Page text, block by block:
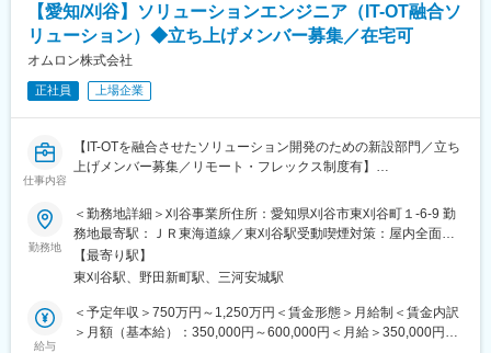
当社は「誰もが宇宙で生活できる世界を創り、人の未来を豊かに
する」をミッションとして活動している、東北大学発の宇宙スタ
ートアップです。東北大学でこれまで開発してきた15機以上の衛
星開発の知見・技術を元に、国際宇宙ステーション（ISS）に変わ
る新たな宇宙利用プラットフォーム ELS-Rを開発しています。
■「ELS-R」とは：
た国際宇宙ステーション（ISS）は、構造寿命などの関係から
2030年末に運用を終了することが決定しており、宇宙環境利用
の”場”の継続的な確保が課題になっています。当社は、「ポスト
ISS時代」を見据え、宇宙環境利用プラットフォーム「ELS-R」の
提供を目指しています。「ELS-R」は、無重力環境を生かした実
験や実証を無人の小型衛星で行い、それを地球に帰還させてお客
様のもとに返すサービスです。技術実証や高品質材料製造、エン
【愛知/刈谷】ソリューションエンジニア（IT-OT融合ソ
リューション）◆立ち上げメンバー募集／在宅可
オムロン株式会社
正社員 上場企業
仕事内容
【IT-OTを融合させたソリューション開発のための新設部門／立ち
上げメンバー募集／リモート・フレックス制度有】
■職務内容：
PLCや産業用PCなどのOTデバイスメーカーとして、製造業向け
にOTとITの統合ソリューションを設計・提供するエンジニアを募
集します。グローバル顧客のスマートファクトリー化を支援し、
IoT、クラウド、AIを活用した高度なソリューションを提供するポ
ジションです。ソリューションのPoC、製品開発、サポートを担
って頂きます。
勤務地
＜勤務地詳細＞刈谷事業所住所：愛知県刈谷市東刈谷町１-6-9 勤
務地最寄駅：ＪＲ東海道線／東刈谷駅受動喫煙対策：屋内全面禁
煙変更の範囲：会社の定める事業所
【最寄り駅】
東刈谷駅、野田新町駅、三河安城駅
給与
＜予定年収＞750万円～1,250万円＜賃金形態＞月給制＜賃金内訳
＞月額（基本給）：350,000円～600,000円＜月給＞350,000円～